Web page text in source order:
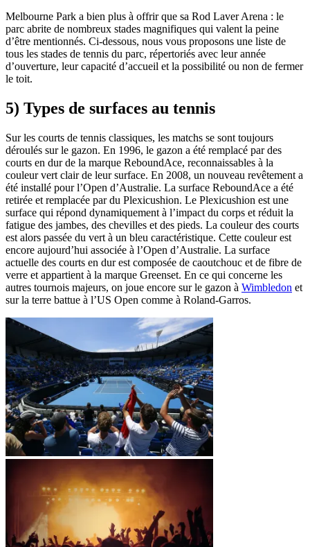
Melbourne Park a bien plus à offrir que sa Rod Laver Arena : le
parc abrite de nombreux stades magnifiques qui valent la peine
d’être mentionnés. Ci-dessous, nous vous proposons une liste de
tous les stades de tennis du parc, répertoriés avec leur année
d’ouverture, leur capacité d’accueil et la possibilité ou non de fermer
le toit.
5) Types de surfaces au tennis
Sur les courts de tennis classiques, les matchs se sont toujours
déroulés sur le gazon. En 1996, le gazon a été remplacé par des
courts en dur de la marque ReboundAce, reconnaissables à la
couleur vert clair de leur surface. En 2008, un nouveau revêtement a
été installé pour l’Open d’Australie. La surface ReboundAce a été
retirée et remplacée par du Plexicushion. Le Plexicushion est une
surface qui répond dynamiquement à l’impact du corps et réduit la
fatigue des jambes, des chevilles et des pieds. La couleur des courts
est alors passée du vert à un bleu caractéristique. Cette couleur est
encore aujourd’hui associée à l’Open d’Australie. La surface
actuelle des courts en dur est composée de caoutchouc et de fibre de
verre et appartient à la marque Greenset. En ce qui concerne les
autres tournois majeurs, on joue encore sur le gazon à Wimbledon et
sur la terre battue à l’US Open comme à Roland-Garros.